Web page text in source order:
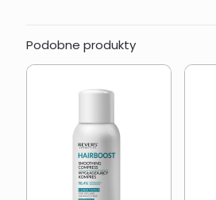
Podobne produkty